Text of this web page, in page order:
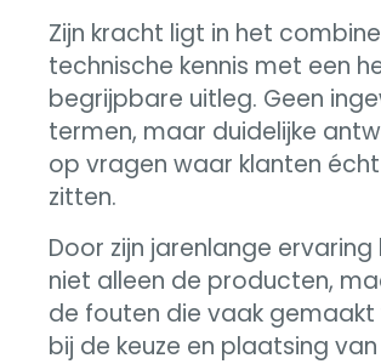
Zijn kracht ligt in het
technische kennis met een
begrijpbare uitleg. Geen
termen, maar duidelijke
op vragen waar klanten
zitten.
Door zijn jarenlange ervaring
niet alleen de producten,
de fouten die vaak
bij de keuze en plaatsing van